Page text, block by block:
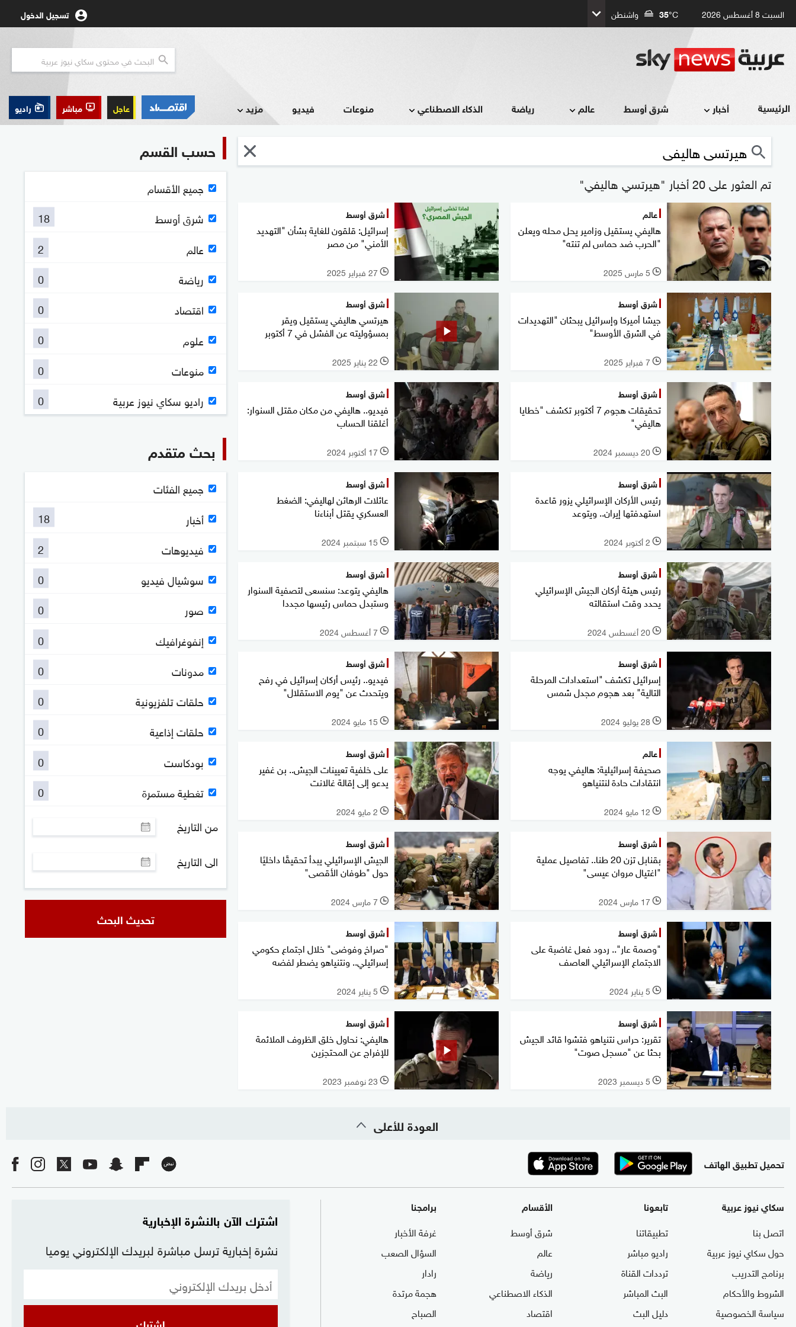
السبت 8 أغسطس 2026 35°C واشنطن تسجيل الدخول
الرئيسية أخبار شرق أوسط عالم رياضة الذكاء الاصطناعي منوعات فيديو مزيد عاجل مباشر راديو
تم العثور على 20 أخبار "هيرتسي هاليفي"
عالم
هاليفي يستقيل وزامير يحل محله ويعلن
"الحرب ضد حماس لم تنته"
l 5 مارس 2025
شرق أوسط
إسرائيل: قلقون للغاية بشأن "التهديد
الأمني" من مصر
l 27 فبراير 2025
شرق أوسط
جيشا أميركا وإسرائيل يبحثان "التهديدات
في الشرق الأوسط"
l 7 فبراير 2025
شرق أوسط
هيرتسي هاليفي يستقيل ويقر
بمسؤوليته عن الفشل في 7 أكتوبر
l 22 يناير 2025
شرق أوسط
تحقيقات هجوم 7 أكتوبر تكشف "خطايا
هاليفي"
l 20 ديسمبر 2024
شرق أوسط
فيديو.. هاليفي من مكان مقتل السنوار:
أغلقنا الحساب
l 17 أكتوبر 2024
شرق أوسط
رئيس الأركان الإسرائيلي يزور قاعدة
استهدفتها إيران.. ويتوعد
l 2 أكتوبر 2024
شرق أوسط
عائلات الرهائن لهاليفي: الضغط
العسكري يقتل أبناءنا
l 15 سبتمبر 2024
شرق أوسط
رئيس هيئة أركان الجيش الإسرائيلي
يحدد وقت استقالته
l 20 أغسطس 2024
شرق أوسط
هاليفي يتوعد: سنسعى لتصفية السنوار
وستبدل حماس رئيسها مجددا
l 7 أغسطس 2024
شرق أوسط
إسرائيل تكشف "استعدادات المرحلة
التالية" بعد هجوم مجدل شمس
l 28 يوليو 2024
شرق أوسط
فيديو.. رئيس أركان إسرائيل في رفح
ويتحدث عن "يوم الاستقلال"
l 15 مايو 2024
عالم
صحيفة إسرائيلية: هاليفي يوجه
انتقادات حادة لنتنياهو
l 12 مايو 2024
شرق أوسط
على خلفية تعيينات الجيش.. بن غفير
يدعو إلى إقالة غالانت
l 2 مايو 2024
شرق أوسط
بقنابل تزن 20 طنا.. تفاصيل عملية
"اغتيال مروان عيسى"
l 17 مارس 2024
شرق أوسط
الجيش الإسرائيلي يبدأ تحقيقًا داخليًا
حول "طوفان الأقصى"
l 7 مارس 2024
شرق أوسط
"وصمة عار".. ردود فعل غاضبة على
الاجتماع الإسرائيلي العاصف
l 5 يناير 2024
شرق أوسط
"صراخ وفوضى" خلال اجتماع حكومي
إسرائيلي.. ونتنياهو يضطر لفضه
l 5 يناير 2024
شرق أوسط
تقرير: حراس نتنياهو فتشوا قائد الجيش
بحثا عن "مسجل صوت"
l 5 ديسمبر 2023
شرق أوسط
هاليفي: نحاول خلق الظروف الملائمة
للإفراج عن المحتجزين
l 23 نوفمبر 2023
حسب القسم
جميع الأقسام
شرق أوسط
18
عالم
2
رياضة
0
اقتصاد
0
علوم
0
منوعات
0
راديو سكاي نيوز عربية
0
بحث متقدم
جميع الفئات
أخبار
18
فيديوهات
2
سوشيال فيديو
0
صور
0
إنفوغرافيك
0
مدونات
0
حلقات تلفزيونية
0
حلقات إذاعية
0
بودكاست
0
تغطية مستمرة
0
من التاريخ
الى التاريخ
تحديث البحث
العودة للأعلى
تحميل تطبيق الهاتف
سكاي نيوز عربية
اتصل بنا
حول سكاي نيوز عربية
برنامج التدريب
الشروط والأحكام
سياسة الخصوصية
تابعونا
تطبيقاتنا
راديو مباشر
ترددات القناة
البث المباشر
دليل البث
الأقسام
شرق أوسط
عالم
رياضة
الذكاء الاصطناعي
اقتصاد
برامجنا
غرفة الأخبار
السؤال الصعب
رادار
هجمة مرتدة
الصباح
اشترك الآن بالنشرة الإخبارية
نشرة إخبارية ترسل مباشرة لبريدك الإلكتروني يوميا